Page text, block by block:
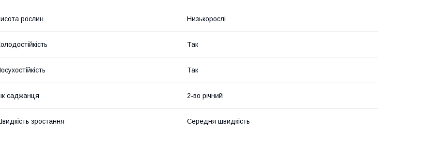
рослин Низькорослі
Так
Так
саджанця 2-во річний
зростання Середня швидкість